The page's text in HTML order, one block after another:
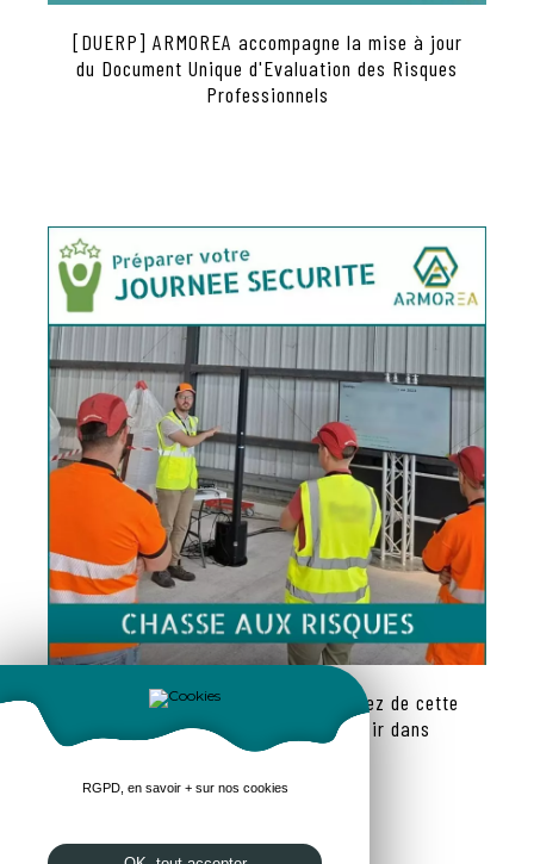
[DUERP] ARMOREA accompagne la mise à jour
du Document Unique d'Evaluation des Risques
Professionnels
[Journée sécurité] Et si vous faisiez de cette
journée un vrai moment de plaisir dans
l'apprentissage ?
RGPD, en savoir + sur nos cookies